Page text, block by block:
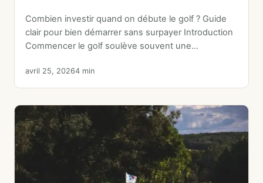
Combien investir quand on débute le golf ? Guide
clair pour bien démarrer sans surpayer Introduction
Commencer le golf soulève souvent une…
avril 25, 20264 min